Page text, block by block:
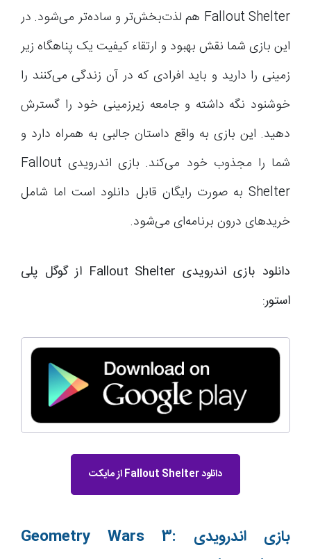
Fallout Shelter هم لذت‌بخش‌تر و ساده‌تر می‌شود. در
این بازی شما نقش بهبود و ارتقاء کیفیت یک پناهگاه زیر
زمینی را دارید و باید افرادی که در آن زندگی می‌کنند را
خوشنود نگه داشته و جامعه زیرزمینی خود را گسترش
دهید. این بازی به واقع داستان جالبی به همراه دارد و
شما را مجذوب خود می‌کند. بازی اندرویدی Fallout
Shelter به صورت رایگان قابل دانلود است اما شامل
خریدهای درون برنامه‌ای می‌شود.
دانلود بازی اندرویدی Fallout Shelter از گوگل پلی
استور:
دانلود Fallout Shelter از مایکت
بازی اندرویدی Geometry Wars 3: